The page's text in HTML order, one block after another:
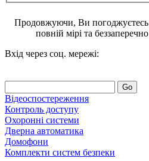
Продовжуючи, Ви погоджуєтесь
повній мірі та
Вхід через соц. мережі:
Go
Відеоспостереження
Контроль доступу
Охоронні системи
Дверна автоматика
Домофони
Комплекти систем безпеки